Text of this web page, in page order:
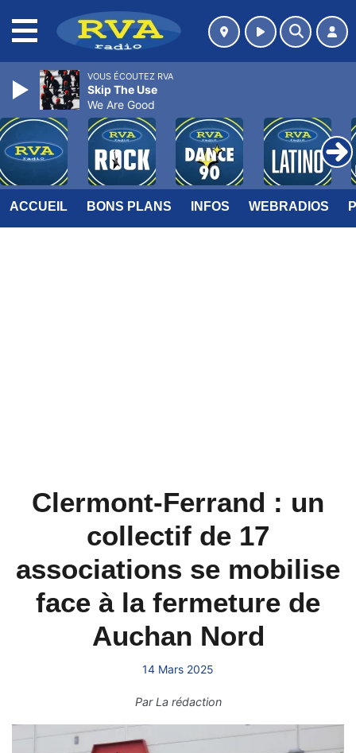
ACCUEIL BONS PLANS INFOS WEBRADIOS
Clermont-Ferrand : un
collectif de 17
associations se mobilise
face à la fermeture de
Auchan Nord
14 Mars 2025
ParLa rédaction
VOUS ÉCOUTEZ RVA
Skip The Use
We Are Good